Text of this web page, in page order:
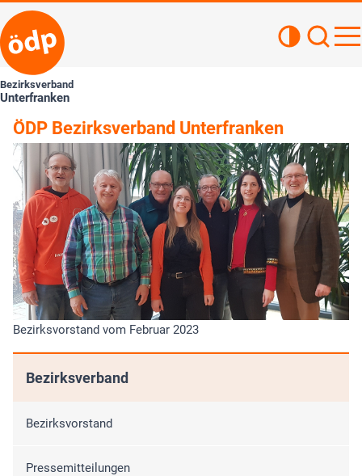
Bezirksverband
Unterfranken
ÖDP Bezirksverband Unterfranken
Bezirksvorstand vom Februar 2023
Bezirksverband
Bezirksvorstand
Pressemitteilungen